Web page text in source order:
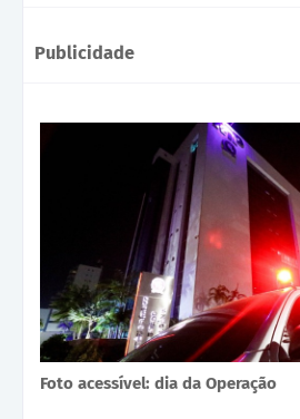
Publicidade
Foto acessível: dia da Operação